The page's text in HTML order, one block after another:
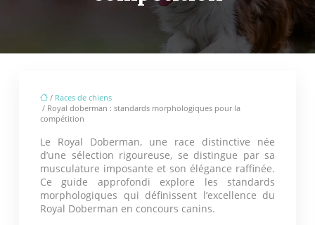
/ Races de chiens
/ Royal doberman : standards morphologiques pour la
compétition
Le Royal Doberman, une race distinctive née
d’une sélection rigoureuse, se distingue par sa
musculature imposante et son élégance raffinée.
Ce guide approfondi explore les standards
morphologiques qui définissent l’excellence du
Royal Doberman en concours canins.